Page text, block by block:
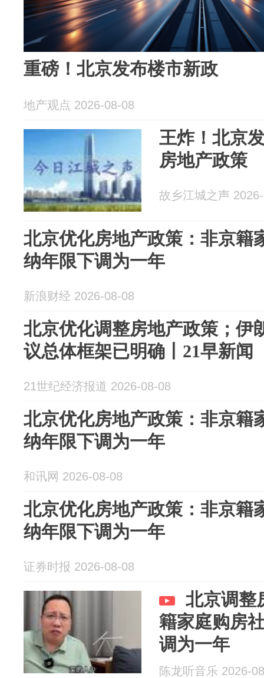
重磅！北京发布楼市新政
地产观点 2026-08-08
王炸！北京
房地产政策
故乡江城之声
北京优化房地产政策：非京籍
纳年限下调为一年
新浪财经 2026-08-08
北京优化调整房地产政策；伊
议总体框架已明确丨21早新闻
21世纪经济报道 2026-08-08
北京优化房地产政策：非京籍
纳年限下调为一年
和讯网 2026-08-08
北京优化房地产政策：非京籍
纳年限下调为一年
证券时报 2026-08-08
北京调整
籍家庭购房
调为一年
陈龙听音乐 2026-